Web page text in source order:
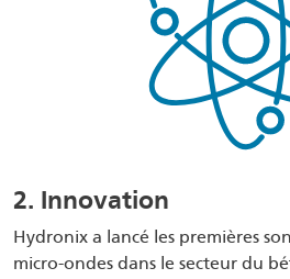
2. Innovation
Hydronix a lancé les premières
micro-ondes dans le secteur du